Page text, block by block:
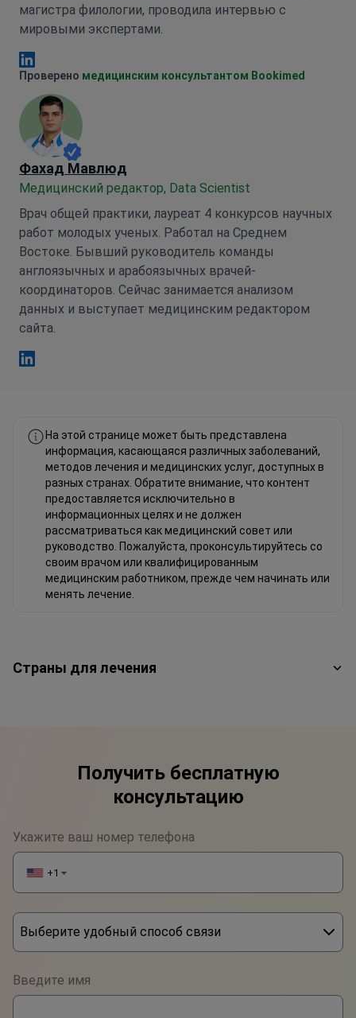
магистра филологии, проводила интервью с
мировыми экспертами.
Анна Леонова Linkedin
Проверено медицинским консультантом Bookimed
Фахад Мавлюд
Медицинский редактор, Data Scientist
Врач общей практики, лауреат 4 конкурсов научных
работ молодых ученых. Работал на Среднем
Востоке. Бывший руководитель команды
англоязычных и арабоязычных врачей-
координаторов. Сейчас занимается анализом
данных и выступает медицинским редактором
сайта.
На этой странице может быть представлена
информация, касающаяся различных заболеваний,
методов лечения и медицинских услуг, доступных в
разных странах. Обратите внимание, что контент
предоставляется исключительно в
информационных целях и не должен
рассматриваться как медицинский совет или
руководство. Пожалуйста, проконсультируйтесь со
своим врачом или квалифицированным
медицинским работником, прежде чем начинать или
менять лечение.
Страны для лечения
Получить бесплатную
консультацию
Укажите ваш номер телефона
+1 ▼
Выберите удобный способ связи
WhatsApp
Введите имя